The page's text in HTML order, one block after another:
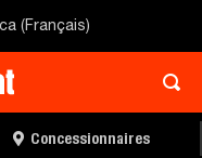
(Français)
Concessionnaires
UN